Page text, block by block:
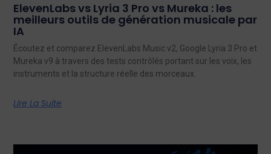
ElevenLabs vs Lyria 3 Pro vs Mureka : les
meilleurs outils de génération musicale par
IA
Écoutez et comparez ElevenLabs Music v2, Google Lyria 3 Pro et
Mureka v9 à travers des tests contrôlés portant sur les voix, les
instruments et la structure réelle des morceaux.
Lire La Suite